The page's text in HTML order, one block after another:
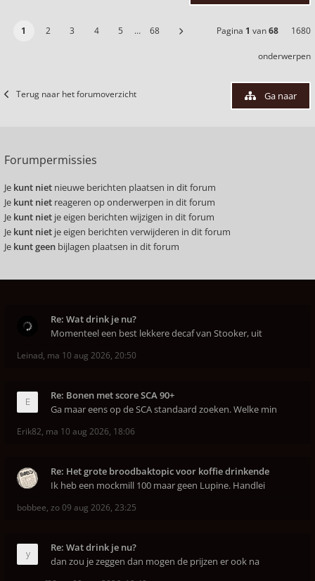
1 2 3 4 5 … 68 Pagina 1 van68 1680
onderwerpen
Terug naar het forumoverzicht Ga naar
Forumpermissies
Je kunt niet nieuwe berichten plaatsen in dit forum
Je kunt niet reageren op onderwerpen in dit forum
Je kunt niet je eigen berichten wijzigen in dit forum
Je kunt niet je eigen berichten verwijderen in dit forum
Je kunt geen bijlagen plaatsen in dit forum
Re: Wat drink je nu?
Momenteel een best lekkere decaf van Stooker, uit
Leinad, ma 10 aug 2026, 20:50
Re: Bonen met score SCA 90+
Ga maar eens op de SCA standaard zoeken. Welke min
Erik82, ma 10 aug 2026, 18:06
Re: Het grote broodbaktopic voor koffie drinkende
Ik heb een mockmill 100 maar geen Lupine. Handlei
bobbee, zo 09 aug 2026, 23:25
Re: Wat drink je nu?
dan zou je zeggen dan mogen de prijzen er ook na